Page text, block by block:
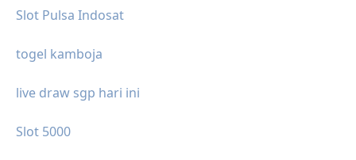
Slot Pulsa Indosat
togel kamboja
live draw sgp hari ini
Slot 5000